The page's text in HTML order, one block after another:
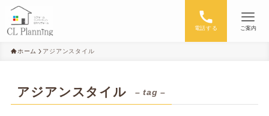
電話する ご案内
ホーム アジアンスタイル
アジアンスタイル – tag –